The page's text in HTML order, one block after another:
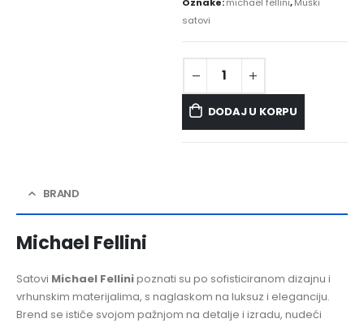
Oznake:michael fellini,Muški
satovi
DODAJ U KORPU
BRAND
Michael Fellini
Satovi Michael Fellinipoznati su po sofisticiranom dizajnu i
vrhunskim materijalima, s naglaskom na luksuz i eleganciju.
Brend se ističe svojom pažnjom na detalje i izradu, nudeći